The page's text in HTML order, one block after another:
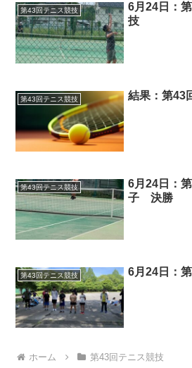
第43回テニス競技
6月24日：
技
第43回テニス競技 結果：第43
第43回テニス競技
6月24日：
子 決勝
第43回テニス競技 6月24日：
ホーム 第43回テニス競技